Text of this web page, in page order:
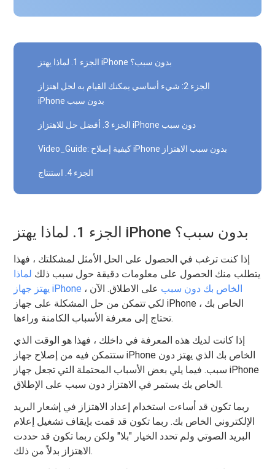
الجزء 1. لماذا يهتز iPhone بدون سبب؟
الجزء 2: شيء أساسي يمكنك القيام به لحل اهتزاز
iPhone بدون سبب
الجزء 3. أفضل حل للاهتزاز iPhone دون سبب
Video_Guide: كيفية إصلاح iPhone بدون سبب الاهتزاز
الجزء 4. استنتاج
الجزء 1. لماذا يهتز iPhone بدون سبب؟
إذا كنت ترغب في الحصول على الحل الأمثل لمشكلتك ، فهذا
يتطلب منك الحصول على معلومات دقيقة حول سبب ذلك لماذا
يهتز جهاز iPhone الخاص بك دون سبب على الاطلاق. الآن ،
لكي تتمكن من حل المشكلة على جهاز iPhone الخاص بك ،
تحتاج إلى معرفة الأسباب الكامنة وراءها.
إذا كانت لديك هذه المعرفة في داخلك ، فهذا هو الوقت الذي
ستتمكن فيه من إصلاح جهاز iPhone الخاص بك الذي يهتز دون
سبب. فيما يلي بعض الأسباب المحتملة التي تجعل جهاز iPhone
الخاص بك يستمر في الاهتزاز دون سبب على الإطلاق.
ربما تكون قد أساءت استخدام إعداد الاهتزاز في إشعار البريد
الإلكتروني الخاص بك. ربما تكون قد قمت بإيقاف تشغيل إعلام
البريد الصوتي ولم تحدد الخيار "بلا" ولكن ربما تكون قد حددت
الاهتزاز بدلاً من ذلك.